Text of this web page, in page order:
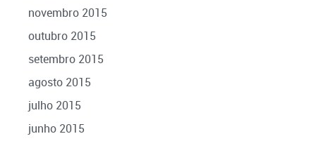
novembro 2015
outubro 2015
setembro 2015
agosto 2015
julho 2015
junho 2015